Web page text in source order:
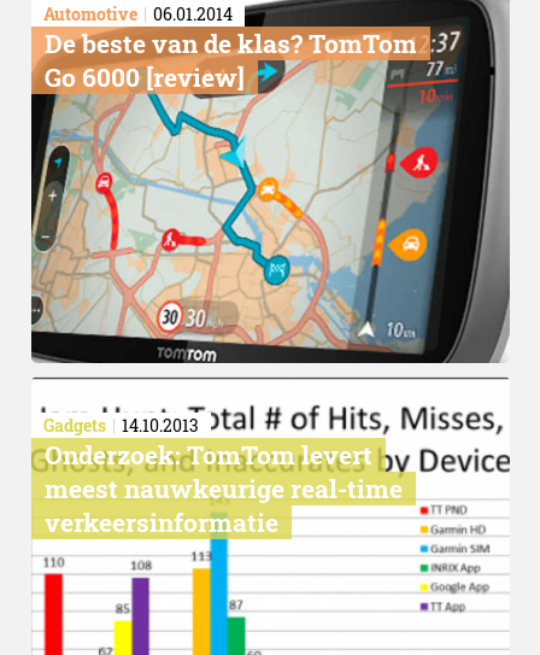
Automotive 06.01.2014
De beste van de klas? TomTom
Go 6000 [review]
Gadgets 14.10.2013
Onderzoek: TomTom levert
meest nauwkeurige real-time
verkeersinformatie